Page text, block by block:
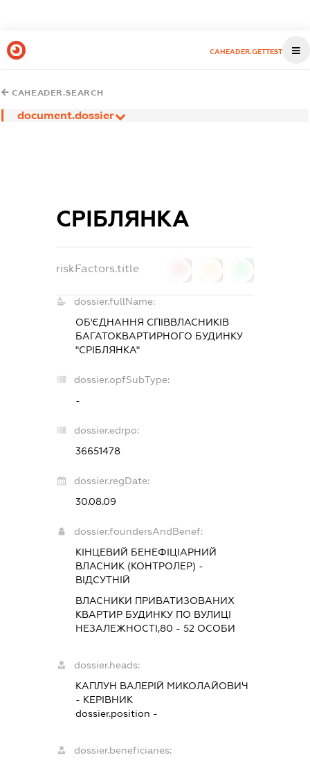
CAHEADER.GETTEST
CAHEADER.SEARCH
document.dossier
СРІБЛЯНКА
riskFactors.title
dossier.fullName:
ОБ'ЄДНАННЯ СПІВВЛАСНИКІВ
БАГАТОКВАРТИРНОГО БУДИНКУ
"СРІБЛЯНКА"
dossier.opfSubType:
-
dossier.edrpo:
36651478
dossier.regDate:
30.08.09
dossier.foundersAndBenef:
КІНЦЕВИЙ БЕНЕФІЦІАРНИЙ
ВЛАСНИК (КОНТРОЛЕР) -
ВІДСУТНІЙ
ВЛАСНИКИ ПРИВАТИЗОВАНИХ
КВАРТИР БУДИНКУ ПО ВУЛИЦІ
НЕЗАЛЕЖНОСТІ,80 - 52 ОСОБИ
dossier.heads:
КАПЛУН ВАЛЕРІЙ МИКОЛАЙОВИЧ
- КЕРІВНИК
dossier.position -
dossier.beneficiaries: